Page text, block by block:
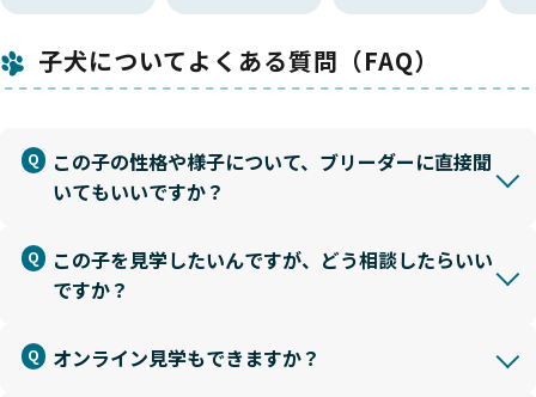
子犬についてよくある質問（FAQ）
この子の性格や様子について、ブリーダーに直接聞
いてもいいですか？
この子を見学したいんですが、どう相談したらいい
ですか？
オンライン見学もできますか？